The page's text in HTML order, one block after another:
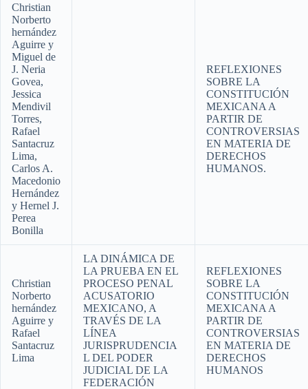
Christian
Norberto
hernández
Aguirre y
Miguel de
J. Neria
Govea,
Jessica
Mendivil
Torres,
Rafael
Santacruz
Lima,
Carlos A.
Macedonio
Hernández
y Hernel J.
Perea
Bonilla
REFLEXIONES
SOBRE LA
CONSTITUCIÓN
MEXICANA A
PARTIR DE
CONTROVERSIAS
EN MATERIA DE
DERECHOS
HUMANOS.
Christian
Norberto
hernández
Aguirre y
Rafael
Santacruz
Lima
LA DINÁMICA DE
LA PRUEBA EN EL
PROCESO PENAL
ACUSATORIO
MEXICANO, A
TRAVÉS DE LA
LÍNEA
JURISPRUDENCIA
L DEL PODER
JUDICIAL DE LA
FEDERACIÓN
REFLEXIONES
SOBRE LA
CONSTITUCIÓN
MEXICANA A
PARTIR DE
CONTROVERSIAS
EN MATERIA DE
DERECHOS
HUMANOS